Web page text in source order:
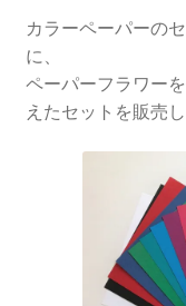
カラーペーパーの
に、
ペーパーフラワー
えたセットを販売し